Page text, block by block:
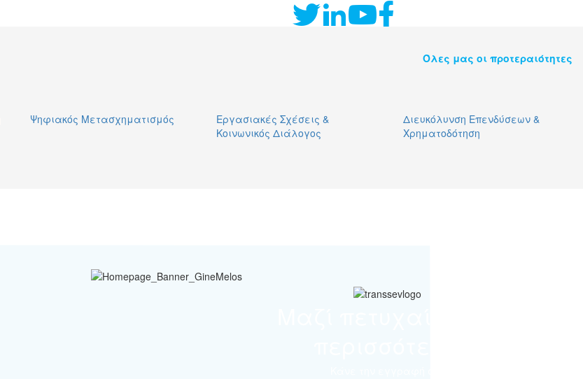
Όλες μας οι προτεραιότητες
Ψηφιακός Μετασχηματισμός
Εργασιακές Σχέσεις &
Κοινωνικός Διάλογος
Διευκόλυνση Επενδύσεων &
Χρηματοδότηση